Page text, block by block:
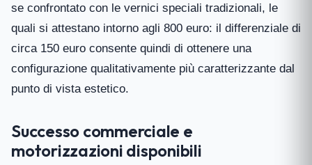
se confrontato con le vernici speciali tradizionali, le
quali si attestano intorno agli 800 euro: il differenziale di
circa 150 euro consente quindi di ottenere una
configurazione qualitativamente più caratterizzante dal
punto di vista estetico.
Successo commerciale e
motorizzazioni disponibili